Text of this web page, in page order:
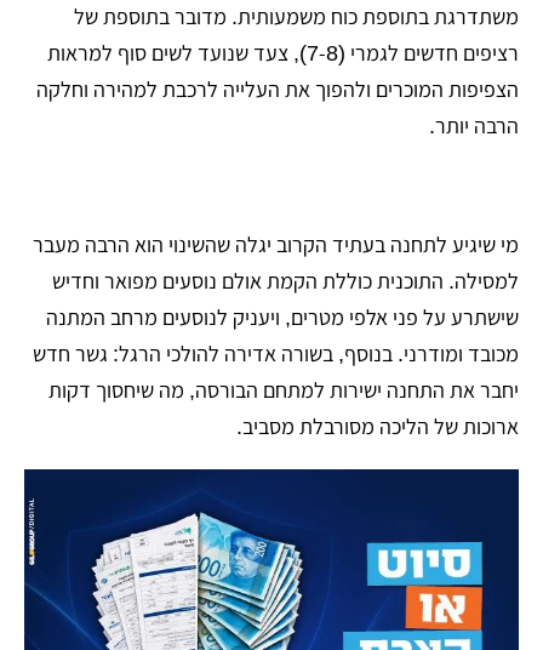
משתדרגת בתוספת כוח משמעותית. מדובר בתוספת של
רציפים חדשים לגמרי (7-8), צעד שנועד לשים סוף למראות
הצפיפות המוכרים ולהפוך את העלייה לרכבת למהירה וחלקה
הרבה יותר.
​מי שיגיע לתחנה בעתיד הקרוב יגלה שהשינוי הוא הרבה מעבר
למסילה. התוכנית כוללת הקמת אולם נוסעים מפואר וחדיש
שישתרע על פני אלפי מטרים, ויעניק לנוסעים מרחב המתנה
מכובד ומודרני. בנוסף, בשורה אדירה להולכי הרגל: גשר חדש
יחבר את התחנה ישירות למתחם הבורסה, מה שיחסוך דקות
ארוכות של הליכה מסורבלת מסביב.